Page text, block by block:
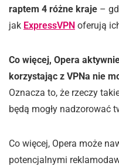
raptem 4 różne kraje –
jak ExpressVPN oferują
Co więcej, Opera
korzystając z VPNa nie
Oznacza to, że rzeczy
będą mogły nadzorować
Co więcej, Opera może
potencjalnymi